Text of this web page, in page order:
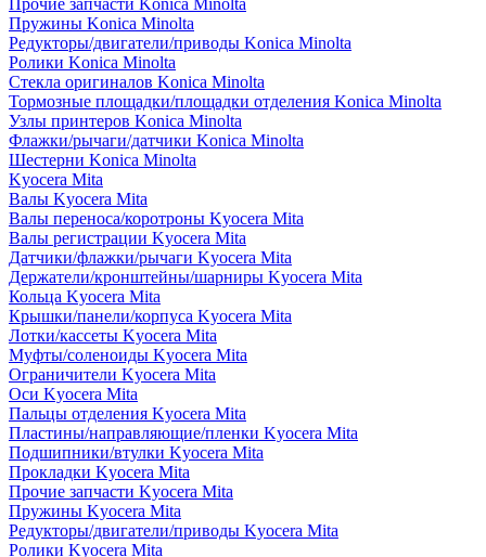
Прочие запчасти Konica Minolta
Пружины Konica Minolta
Редукторы/двигатели/приводы Konica Minolta
Ролики Konica Minolta
Стекла оригиналов Konica Minolta
Тормозные площадки/площадки отделения Konica Minolta
Узлы принтеров Konica Minolta
Флажки/рычаги/датчики Konica Minolta
Шестерни Konica Minolta
Kyocera Mita
Валы Kyocera Mita
Валы переноса/коротроны Kyocera Mita
Валы регистрации Kyocera Mita
Датчики/флажки/рычаги Kyocera Mita
Держатели/кронштейны/шарниры Kyocera Mita
Кольца Kyocera Mita
Крышки/панели/корпуса Kyocera Mita
Лотки/кассеты Kyocera Mita
Муфты/соленоиды Kyocera Mita
Ограничители Kyocera Mita
Оси Kyocera Mita
Пальцы отделения Kyocera Mita
Пластины/направляющие/пленки Kyocera Mita
Подшипники/втулки Kyocera Mita
Прокладки Kyocera Mita
Прочие запчасти Kyocera Mita
Пружины Kyocera Mita
Редукторы/двигатели/приводы Kyocera Mita
Ролики Kyocera Mita